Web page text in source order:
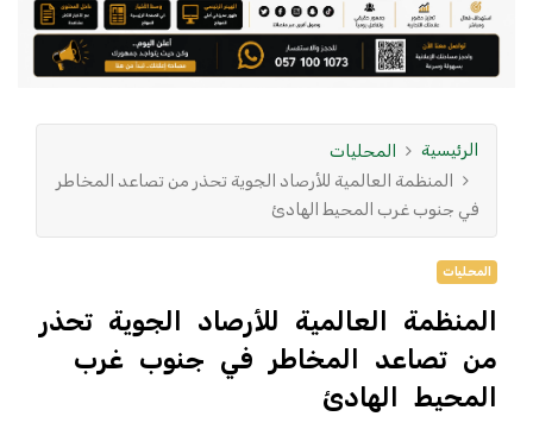
الرئيسية
المحليات
المنظمة العالمية للأرصاد الجوية تحذر من تصاعد المخاطر
في جنوب غرب المحيط الهادئ
المحليات
المنظمة العالمية للأرصاد الجوية تحذر
من تصاعد المخاطر في جنوب غرب
المحيط الهادئ